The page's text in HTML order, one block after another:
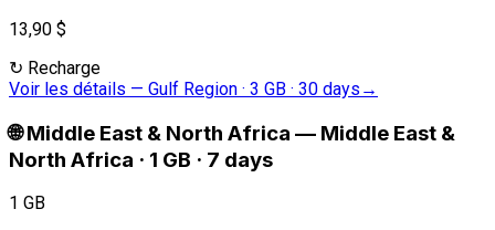
13,90 $
↻ Recharge
Voir les détails — Gulf Region · 3 GB · 30 days →
🌐 Middle East & North Africa — Middle East &
North Africa · 1 GB · 7 days
1 GB